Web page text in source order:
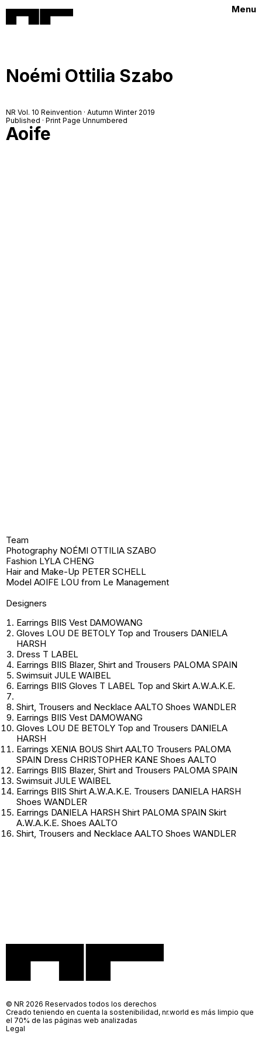
Menu
Noémi Ottilia Szabo
NR Vol. 10 Reinvention · Autumn Winter 2019
Published · Print Page Unnumbered
Aoife
Team
Photography NOÉMI OTTILIA SZABO
Fashion LYLA CHENG
Hair and Make-Up PETER SCHELL
Model AOIFE LOU from Le Management
Designers
Earrings BIIS Vest DAMOWANG
Gloves LOU DE BETOLY Top and Trousers DANIELA
HARSH
Dress T LABEL
Earrings BIIS Blazer, Shirt and Trousers PALOMA SPAIN
Swimsuit JULE WAIBEL
Earrings BIIS Gloves T LABEL Top and Skirt A.W.A.K.E.
Shirt, Trousers and Necklace AALTO Shoes WANDLER
Earrings BIIS Vest DAMOWANG
Gloves LOU DE BETOLY Top and Trousers DANIELA
HARSH
Earrings XENIA BOUS Shirt AALTO Trousers PALOMA
SPAIN Dress CHRISTOPHER KANE Shoes AALTO
Earrings BIIS Blazer, Shirt and Trousers PALOMA SPAIN
Swimsuit JULE WAIBEL
Earrings BIIS Shirt A.W.A.K.E. Trousers DANIELA HARSH
Shoes WANDLER
Earrings DANIELA HARSH Shirt PALOMA SPAIN Skirt
A.W.A.K.E. Shoes AALTO
Shirt, Trousers and Necklace AALTO Shoes WANDLER
© NR 2026 Reservados todos los derechos
Creado teniendo en cuenta la sostenibilidad, nr.world es más limpio que
el 70% de las páginas web analizadas
Legal